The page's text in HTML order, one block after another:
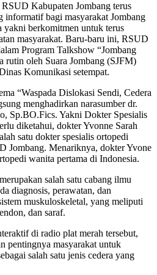
RSUD Kabupaten Jombang terus
informatif bagi masyarakat Jombang
yakni berkomitmen untuk terus
masyarakat. Baru-baru ini, RSUD
Program Talkshow “Jombang
rutin oleh Suara Jombang (SJFM)
Komunikasi setempat.
“Waspada Dislokasi Sendi, Cedera
menghadirkan narasumber dr.
Sp.BO.Fics. Yakni Dokter Spesialis
diketahui, dokter Yvonne Sarah
satu dokter spesialis ortopedi
Jombang. Menariknya, dokter Yvone
wanita pertama di Indonesia.
salah satu cabang ilmu
diagnosis, perawatan, dan
muskuloskeletal, yang meliputi
dan saraf.
di radio plat merah tersebut,
pentingnya masyarakat untuk
salah satu jenis cedera yang